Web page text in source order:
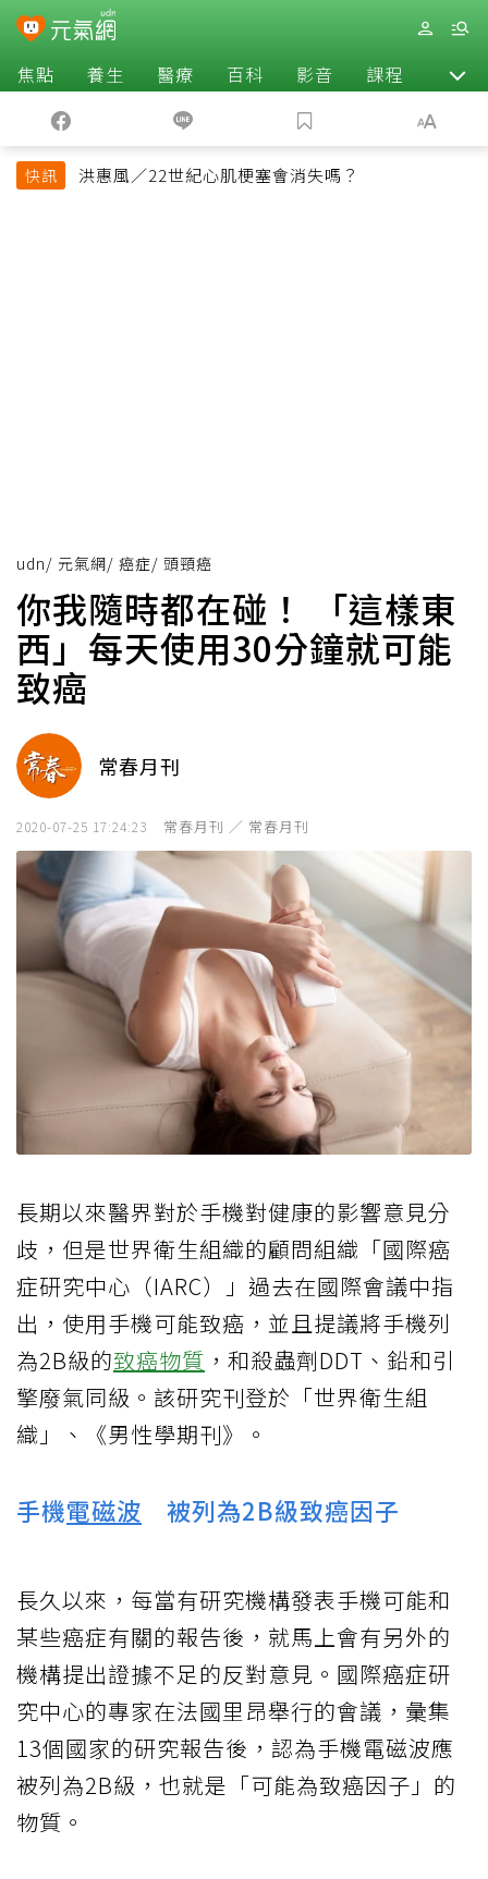
焦點 養生 醫療 百科 影音 課程 退休
快訊 洪惠風／22世紀心肌梗塞會消失嗎？
udn/ 元氣網/ 癌症/ 頭頸癌
你我隨時都在碰！ 「這樣東
西」每天使用30分鐘就可能
致癌
常春月刊
2020-07-25 17:24:23 常春月刊 ／ 常春月刊
長期以來醫界對於手機對健康的影響意見分
歧，但是世界衛生組織的顧問組織「國際癌
症研究中心（IARC）」過去在國際會議中指
出，使用手機可能致癌，並且提議將手機列
為2B級的致癌物質 ，和殺蟲劑DDT、鉛和引
擎廢氣同級。該研究刊登於「世界衛生組
織」、《男性學期刊》。
手機電磁波 被列為2B級致癌因子
長久以來，每當有研究機構發表手機可能和
某些癌症有關的報告後，就馬上會有另外的
機構提出證據不足的反對意見。國際癌症研
究中心的專家在法國里昂舉行的會議，彙集
13個國家的研究報告後，認為手機電磁波應
被列為2B級，也就是「可能為致癌因子」的
物質。